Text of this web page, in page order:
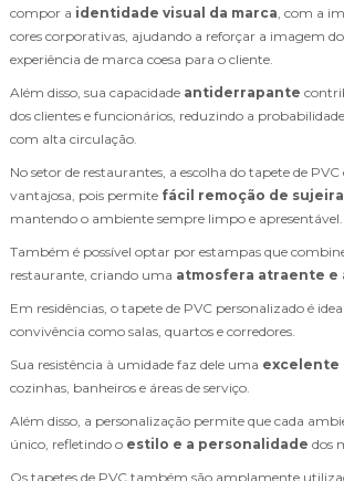
compor a identidade visual da marca, com a
cores corporativas, ajudando a reforçar a imagem
experiência de marca coesa para o cliente.
Além disso, sua capacidade antiderrapante
dos clientes e funcionários, reduzindo a
com alta circulação.
No setor de restaurantes, a escolha do tapete de
vantajosa, pois permite fácil remoção de
mantendo o ambiente sempre limpo e apresentável.
Também é possível optar por estampas que
restaurante, criando uma atmosfera atraente e
Em residências, o tapete de PVC personalizado é
convivência como salas, quartos e corredores.
Sua resistência à umidade faz dele uma excelente
cozinhas, banheiros e áreas de serviço.
Além disso, a personalização permite que cada
único, refletindo o estilo e a personalidade dos
Os tapetes de PVC também são amplamente